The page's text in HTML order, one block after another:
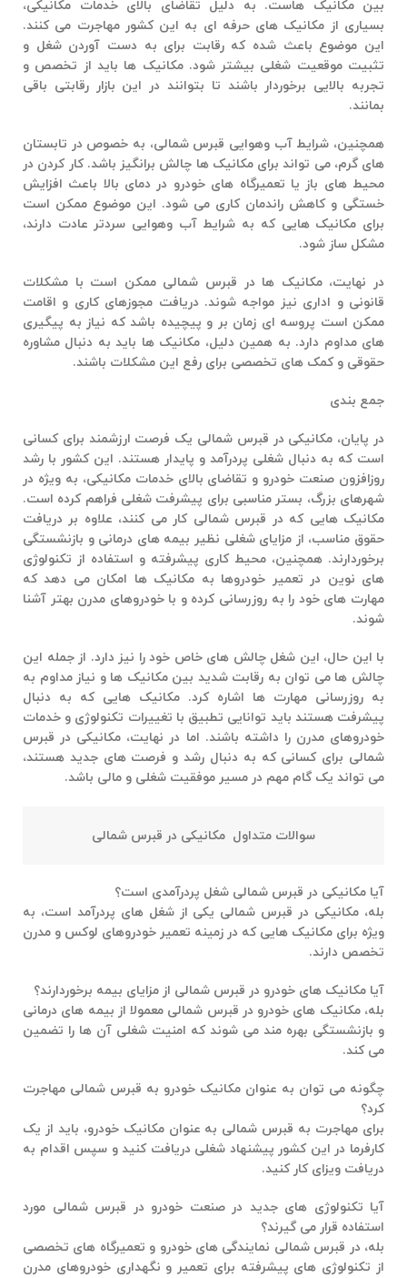
بین مکانیک هاست. به دلیل تقاضای بالای خدمات مکانیکی،
بسیاری از مکانیک های حرفه ای به این کشور مهاجرت می کنند.
این موضوع باعث شده که رقابت برای به دست آوردن شغل و
تثبیت موقعیت شغلی بیشتر شود. مکانیک ها باید از تخصص و
تجربه بالایی برخوردار باشند تا بتوانند در این بازار رقابتی باقی
بمانند.
همچنین، شرایط آب وهوایی قبرس شمالی، به خصوص در تابستان
های گرم، می تواند برای مکانیک ها چالش برانگیز باشد. کار کردن در
محیط های باز یا تعمیرگاه های خودرو در دمای بالا باعث افزایش
خستگی و کاهش راندمان کاری می شود. این موضوع ممکن است
برای مکانیک هایی که به شرایط آب وهوایی سردتر عادت دارند،
مشکل ساز شود.
در نهایت، مکانیک ها در قبرس شمالی ممکن است با مشکلات
قانونی و اداری نیز مواجه شوند. دریافت مجوزهای کاری و اقامت
ممکن است پروسه ای زمان بر و پیچیده باشد که نیاز به پیگیری
های مداوم دارد. به همین دلیل، مکانیک ها باید به دنبال مشاوره
حقوقی و کمک های تخصصی برای رفع این مشکلات باشند.
جمع بندی
در پایان، مکانیکی در قبرس شمالی یک فرصت ارزشمند برای کسانی
است که به دنبال شغلی پردرآمد و پایدار هستند. این کشور با رشد
روزافزون صنعت خودرو و تقاضای بالای خدمات مکانیکی، به ویژه در
شهرهای بزرگ، بستر مناسبی برای پیشرفت شغلی فراهم کرده است.
مکانیک هایی که در قبرس شمالی کار می کنند، علاوه بر دریافت
حقوق مناسب، از مزایای شغلی نظیر بیمه های درمانی و بازنشستگی
برخوردارند. همچنین، محیط کاری پیشرفته و استفاده از تکنولوژی
های نوین در تعمیر خودروها به مکانیک ها امکان می دهد که
مهارت های خود را به روزرسانی کرده و با خودروهای مدرن بهتر آشنا
شوند.
با این حال، این شغل چالش های خاص خود را نیز دارد. از جمله این
چالش ها می توان به رقابت شدید بین مکانیک ها و نیاز مداوم به
به روزرسانی مهارت ها اشاره کرد. مکانیک هایی که به دنبال
پیشرفت هستند باید توانایی تطبیق با تغییرات تکنولوژی و خدمات
خودروهای مدرن را داشته باشند. اما در نهایت، مکانیکی در قبرس
شمالی برای کسانی که به دنبال رشد و فرصت های جدید هستند،
می تواند یک گام مهم در مسیر موفقیت شغلی و مالی باشد.
سوالات متداول مکانیکی در قبرس شمالی
آیا مکانیکی در قبرس شمالی شغل پردرآمدی است؟
بله، مکانیکی در قبرس شمالی یکی از شغل های پردرآمد است، به
ویژه برای مکانیک هایی که در زمینه تعمیر خودروهای لوکس و مدرن
تخصص دارند.
آیا مکانیک های خودرو در قبرس شمالی از مزایای بیمه برخوردارند؟
بله، مکانیک های خودرو در قبرس شمالی معمولا از بیمه های درمانی
و بازنشستگی بهره مند می شوند که امنیت شغلی آن ها را تضمین
می کند.
چگونه می توان به عنوان مکانیک خودرو به قبرس شمالی مهاجرت
کرد؟
برای مهاجرت به قبرس شمالی به عنوان مکانیک خودرو، باید از یک
کارفرما در این کشور پیشنهاد شغلی دریافت کنید و سپس اقدام به
دریافت ویزای کار کنید.
آیا تکنولوژی های جدید در صنعت خودرو در قبرس شمالی مورد
استفاده قرار می گیرند؟
بله، در قبرس شمالی نمایندگی های خودرو و تعمیرگاه های تخصصی
از تکنولوژی های پیشرفته برای تعمیر و نگهداری خودروهای مدرن